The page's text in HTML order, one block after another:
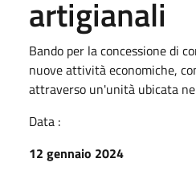
artigianali
Bando per la concessione di
nuove attività economiche,
attraverso un'unità ubicata
Data :
12 gennaio 2024